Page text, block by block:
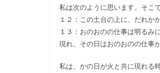
私は次のように思います。そこ
１２：この土台の上に、だれか
１３：おのおのの仕事は明るみ
現れ、その日はおのおのの仕事
私は、かの日が火と共に現れる